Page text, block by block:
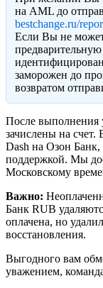
на AML до
bestchange.ru/
Eсли Вы не
заморожен до
возвратом
После выполнения
зачислены на
Dash на Озон Банк,
поддержкой. Мы
Московскому
Важно:
Банк RUB
оплачена, но
восстановления.
Выгодного вам
уважением,